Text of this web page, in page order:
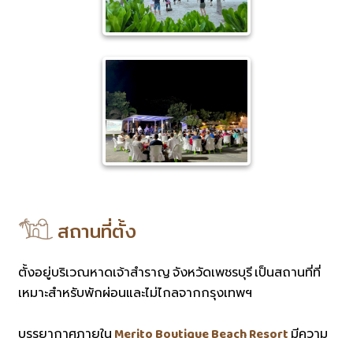
สถานที่ตั้ง
ตั้งอยู่บริเวณหาดเจ้าสำราญ จังหวัดเพชรบุรี เป็นสถานที่ที่
เหมาะสำหรับพักผ่อนและไม่ไกลจากกรุงเทพฯ